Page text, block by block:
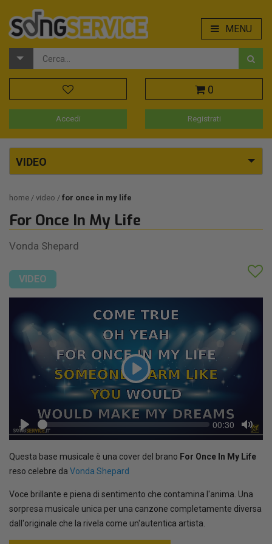
MENU
0
Accedi Registrati
VIDEO
home video for once in my life
For Once In My Life
Vonda Shepard
VIDEO
Play
Play
Seek Current
time
00:30
Mute
Questa base musicale è una cover del brano For Once In My Life
reso celebre da Vonda Shepard
Voce brillante e piena di sentimento che contamina l'anima. Una
sorpresa musicale unica per una canzone completamente diversa
dall'originale che la rivela come un'autentica artista.